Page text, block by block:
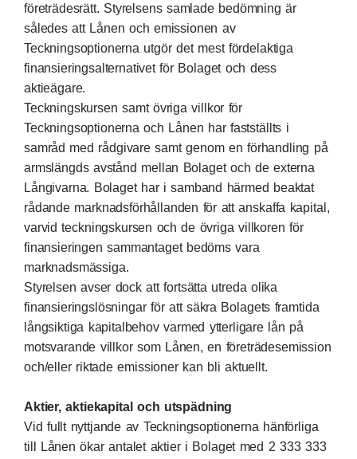
företrädesrätt. Styrelsens samlade bedömning är
således att Lånen och emissionen av
Teckningsoptionerna utgör det mest fördelaktiga
finansieringsalternativet för Bolaget och dess
aktieägare.
Teckningskursen samt övriga villkor för
Teckningsoptionerna och Lånen har fastställts i
samråd med rådgivare samt genom en förhandling på
armslängds avstånd mellan Bolaget och de externa
Långivarna. Bolaget har i samband härmed beaktat
rådande marknadsförhållanden för att anskaffa kapital,
varvid teckningskursen och de övriga villkoren för
finansieringen sammantaget bedöms vara
marknadsmässiga.
Styrelsen avser dock att fortsätta utreda olika
finansieringslösningar för att säkra Bolagets framtida
långsiktiga kapitalbehov varmed ytterligare lån på
motsvarande villkor som Lånen, en företrädesemission
och/eller riktade emissioner kan bli aktuellt.
Aktier, aktiekapital och utspädning
Vid fullt nyttjande av Teckningsoptionerna hänförliga
till Lånen ökar antalet aktier i Bolaget med 2 333 333